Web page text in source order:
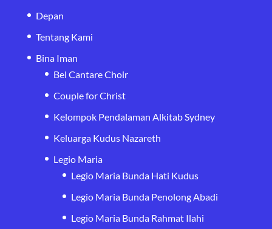
Depan
Tentang Kami
Bina Iman
Bel Cantare Choir
Couple for Christ
Kelompok Pendalaman Alkitab Sydney
Keluarga Kudus Nazareth
Legio Maria
Legio Maria Bunda Hati Kudus
Legio Maria Bunda Penolong Abadi
Legio Maria Bunda Rahmat Ilahi